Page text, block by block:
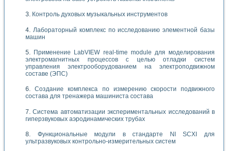
Контроль духовых музыкальных инструментов
Лабораторный комплекс по исследованию элементной базы
машин
Применение LabVIEW real-time module для моделирования
электромагнитных процессов с целью отладки систем
управления электрооборудованием на электроподвижном
составе (ЭПС)
Создание комплекса по измерению скорости подвижного
состава для тренажера машиниста состава
Система автоматизации экспериментальных исследований в
гиперзвуковых аэродинамических трубах
Функциональные модули в стандарте Nl SCXI для
ультразвуковых контрольно-измерительных систем